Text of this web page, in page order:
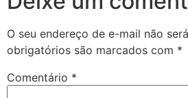
O seu endereço de e-mail não
obrigatórios são marcados com *
Comentário *